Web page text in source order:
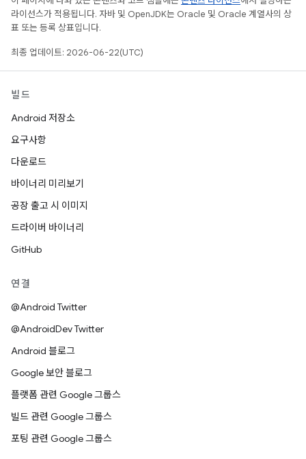
라이선스가 적용됩니다. 자바 및 OpenJDK는 Oracle 및 Oracle 계열사의 상
표 또는 등록 상표입니다.
최종 업데이트: 2026-06-22(UTC)
빌드
Android 저장소
요구사항
다운로드
바이너리 미리보기
공장 출고 시 이미지
드라이버 바이너리
GitHub
연결
@Android Twitter
@AndroidDev Twitter
Android 블로그
Google 보안 블로그
플랫폼 관련 Google 그룹스
빌드 관련 Google 그룹스
포팅 관련 Google 그룹스